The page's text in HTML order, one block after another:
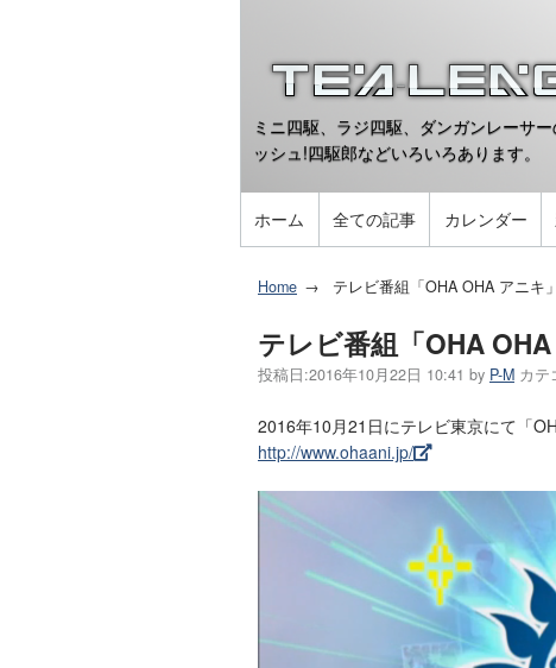
ミニ四駆、ラジ四駆、ダンガンレーサ
ッシュ!四駆郎などいろいろあります。
ホーム 全ての記事 カレンダー
Home テレビ番組「OHA OHA アニキ
テレビ番組「OHA
投稿日:2016年10月22日 10:41 by P-M カテ
2016年10月21日にテレビ東京にて「
http://www.ohaani.jp/